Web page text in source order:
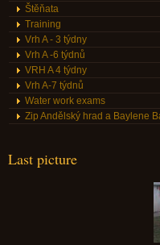
Štěňata
Training
Vrh A - 3 týdny
Vrh A -6 týdnů
VRH A 4 týdny
Vrh A-7 týdnů
Water work exams
Zip Andělský hrad a Baylene
Last picture